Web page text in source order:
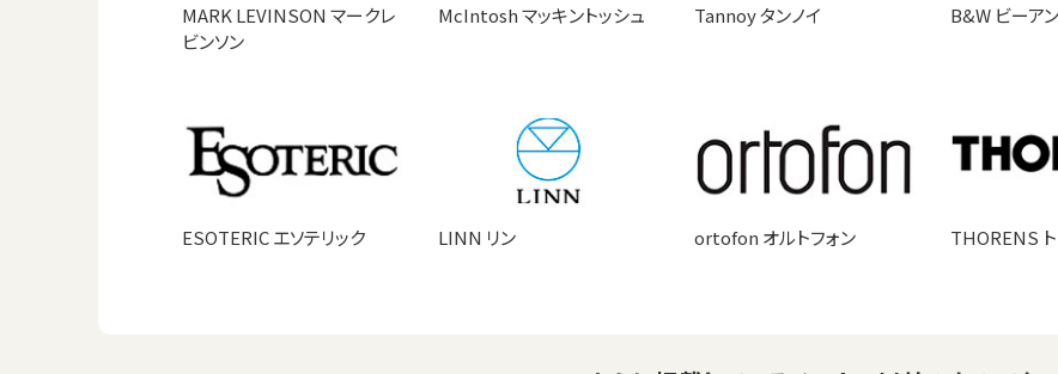
MARK LEVINSON マークレ
ビンソン
McIntosh マッキントッシュ Tannoy タンノイ B&W ビーア
ESOTERIC エソテリック LINN リン ortofon オルトフォン THORENS